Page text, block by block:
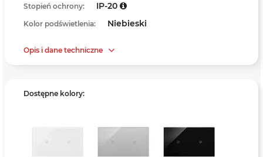
Stopień ochrony: IP-20
Kolor podświetlenia: Niebieski
Opis i dane techniczne
Dostępne kolory: